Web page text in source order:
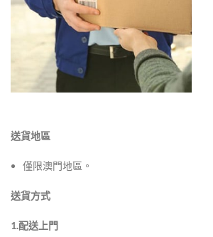
送貨地區
僅限澳門地區。
送貨方式
1.配送上門